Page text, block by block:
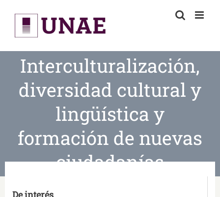
content
Interculturalización,
diversidad cultural y
lingüística y
formación de nuevas
ciudadanías
De interés